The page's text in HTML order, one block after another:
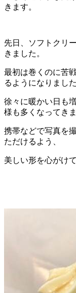
きます。
先日、ソフトクリ
きました。
最初は巻くのに苦
るようになりました
徐々に暖かい日も
様も多くなってきま
携帯などで写真を
ただけるよう、
美しい形を心がけ